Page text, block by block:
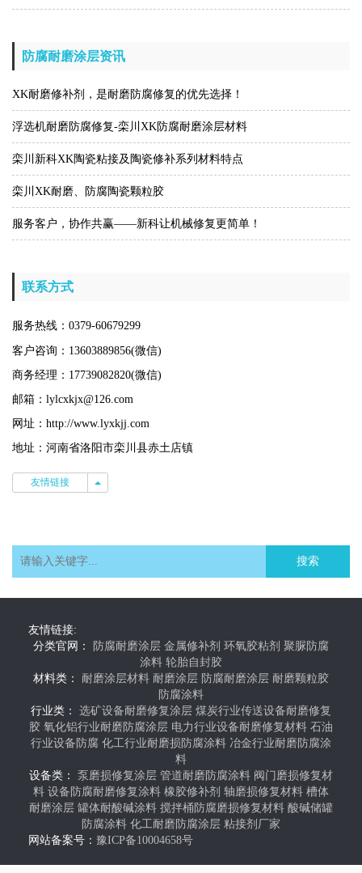
防腐耐磨涂层资讯
XK耐磨修补剂，是耐磨防腐修复的优先选择！
浮选机耐磨防腐修复-栾川XK防腐耐磨涂层材料
栾川新科XK陶瓷粘接及陶瓷修补系列材料特点
栾川XK耐磨、防腐陶瓷颗粒胶
服务客户，协作共赢——新科让机械修复更简单！
联系方式
服务热线：0379-60679299
客户咨询：13603889856(微信)
商务经理：17739082820(微信)
邮箱：lylcxkjx@126.com
网址：http://www.lyxkjj.com
地址：河南省洛阳市栾川县赤土店镇
友情链接 友情链接
搜索
友情链接:
分类官网：
防腐耐磨涂层 金属修补剂 环氧胶粘剂 聚脲防腐
涂料 轮胎自封胶
材料类： 耐磨涂层材料 耐磨涂层 防腐耐磨涂层 耐磨颗粒胶
防腐涂料
行业类： 选矿设备耐磨修复涂层 煤炭行业传送设备耐磨修复
胶 氧化铝行业耐磨防腐涂层 电力行业设备耐磨修复材料 石油
行业设备防腐 化工行业耐磨损防腐涂料 冶金行业耐磨防腐涂
料
设备类： 泵磨损修复涂层 管道耐磨防腐涂料 阀门磨损修复材
料 设备防腐耐磨修复涂料 橡胶修补剂 轴磨损修复材料 槽体
耐磨涂层 罐体耐酸碱涂料 搅拌桶防腐磨损修复材料 酸碱储罐
防腐涂料 化工耐磨防腐涂层 粘接剂厂家
网站备案号： 豫ICP备10004658号